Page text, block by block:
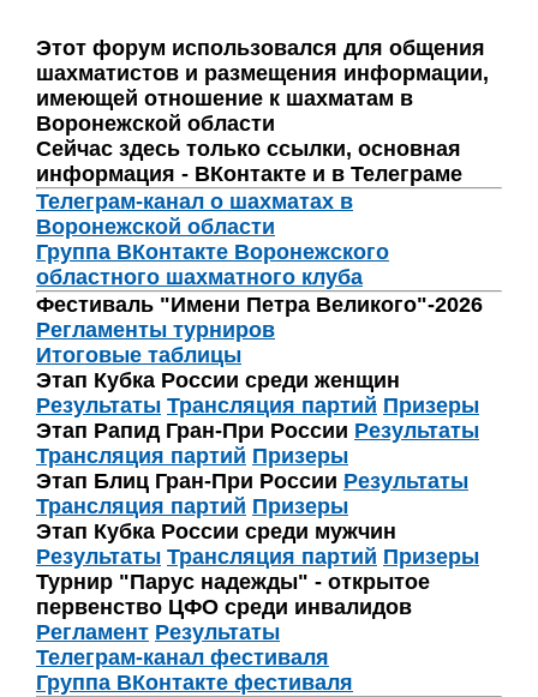
Этот форум использовался для общения
шахматистов и размещения информации,
имеющей отношение к шахматам в
Воронежской области
Сейчас здесь только ссылки, основная
информация - ВКонтакте и в Телеграме
Телеграм-канал о шахматах в
Воронежской области
Группа ВКонтакте Воронежского
областного шахматного клуба
Фестиваль "Имени Петра Великого"-2026
Регламенты турниров
Итоговые таблицы
Этап Кубка России среди женщин
Результаты Трансляция партий Призеры
Этап Рапид Гран-При России Результаты
Трансляция партий Призеры
Этап Блиц Гран-При России Результаты
Трансляция партий Призеры
Этап Кубка России среди мужчин
Результаты Трансляция партий Призеры
Турнир "Парус надежды" - открытое
первенство ЦФО среди инвалидов
Регламент Результаты
Телеграм-канал фестиваля
Группа ВКонтакте фестиваля